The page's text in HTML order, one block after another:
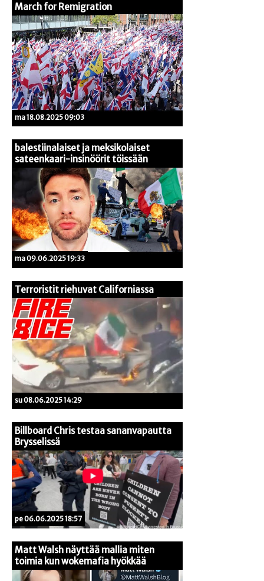
March for Remigration
ma 18.08.2025 09:03
balestiinalaiset ja meksikolaiset
sateenkaari-insinöörit töissään
ma 09.06.2025 19:33
Terroristit riehuvat Californiassa
su 08.06.2025 14:29
Billboard Chris testaa sananvapautta
Brysselissä
pe 06.06.2025 18:57
Matt Walsh näyttää mallia miten
toimia kun wokemafia hyökkää